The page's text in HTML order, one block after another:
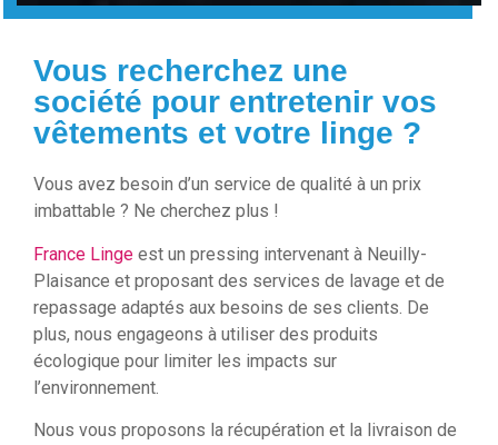
Vous recherchez une
société pour entretenir vos
vêtements et votre linge ?
Vous avez besoin d’un service de qualité à un prix
imbattable ? Ne cherchez plus !
France Linge est un pressing intervenant à Neuilly-
Plaisance et proposant des services de lavage et de
repassage adaptés aux besoins de ses clients. De
plus, nous engageons à utiliser des produits
écologique pour limiter les impacts sur
l’environnement.
Nous vous proposons la récupération et la livraison de